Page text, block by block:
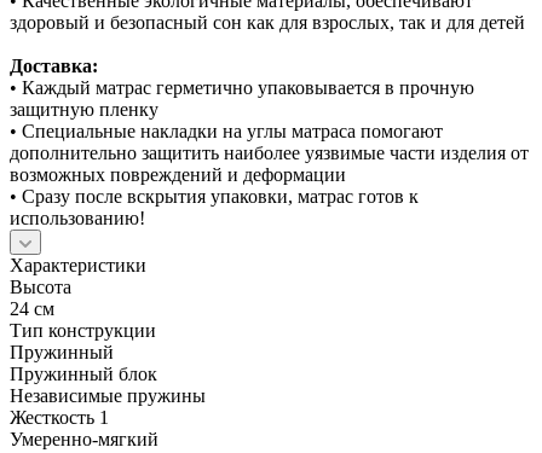
здоровый и безопасный сон как для взрослых, так и для детей
Доставка:
• Каждый матрас герметично упаковывается в прочную
защитную пленку
• Специальные накладки на углы матраса помогают
дополнительно защитить наиболее уязвимые части изделия от
возможных повреждений и деформации
• Сразу после вскрытия упаковки, матрас готов к
использованию!
Характеристики
Высота
24 см
Тип конструкции
Пружинный
Пружинный блок
Независимые пружины
Жесткость 1
Умеренно-мягкий